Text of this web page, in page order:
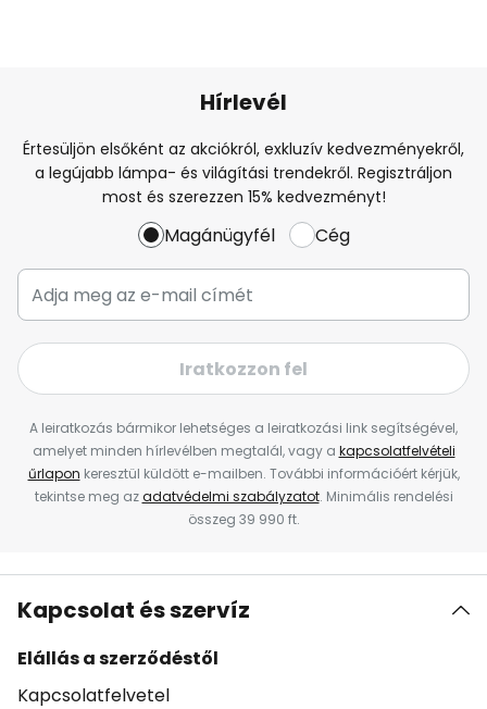
Hírlevél
Értesüljön elsőként az akciókról, exkluzív kedvezményekről,
a legújabb lámpa- és világítási trendekről. Regisztráljon
most és szerezzen 15% kedvezményt!
Magánügyfél Cég
Iratkozzon fel
A leiratkozás bármikor lehetséges a leiratkozási link segítségével,
amelyet minden hírlevélben megtalál, vagy a kapcsolatfelvételi
űrlapon keresztül küldött e-mailben. További információért kérjük,
tekintse meg azadatvédelmi szabályzatot. Minimális rendelési
összeg 39 990 ft.
Kapcsolat és szervíz
Elállás a szerződéstől
Kapcsolatfelvetel